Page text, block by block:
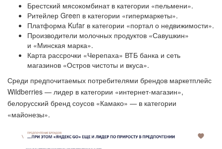
Брестский мясокомбинат в категории «пельмени».
Ритейлер Green в категории «гипермаркеты».
Платформа Kufar в категории «портал о недвижимости».
Производители молочных продуктов «Савушкин»
и «Минская марка».
Карта рассрочки «Черепаха» ВТБ банка и сеть
магазинов «Остров чистоты и вкуса».
Среди предпочитаемых потребителями брендов маркетплейс
Wildberries — лидер в категории «интернет-магазин»,
белорусский бренд соусов «Камако» — в категории
«майонезы».